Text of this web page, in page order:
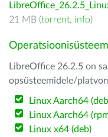
21 MB (torrent, info)
LibreOffice 26.2.5 on
opsüsteemidele/
Linux Aarch64
Linux Aarch64
Linux x64 (deb)